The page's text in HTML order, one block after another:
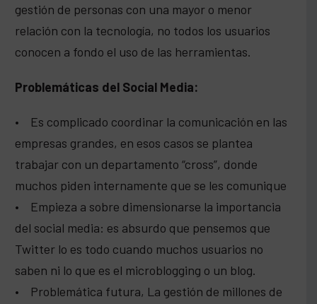
gestión de personas con una mayor o menor
relación con la tecnología, no todos los usuarios
conocen a fondo el uso de las herramientas.
Problemáticas del Social Media:
• Es complicado coordinar la comunicación en las
empresas grandes, en esos casos se plantea
trabajar con un departamento “cross”, donde
muchos piden internamente que se les comunique
• Empieza a sobre dimensionarse la importancia
del social media: es absurdo que pensemos que
Twitter lo es todo cuando muchos usuarios no
saben ni lo que es el microblogging o un blog.
• Problemática futura, La gestión de millones de